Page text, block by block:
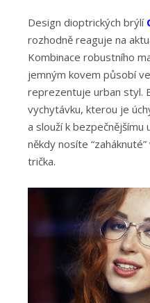
Design dioptrických brýlí
rozhodně reaguje na
Kombinace robustního
jemným kovem působí
reprezentuje urban styl.
vychytávku, kterou je
a slouží k bezpečnějšímu
někdy nosíte
trička.